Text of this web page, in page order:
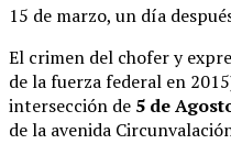
15 de marzo, un día
El crimen del chofer y
de la fuerza federal en
intersección de 5 de
de la avenida